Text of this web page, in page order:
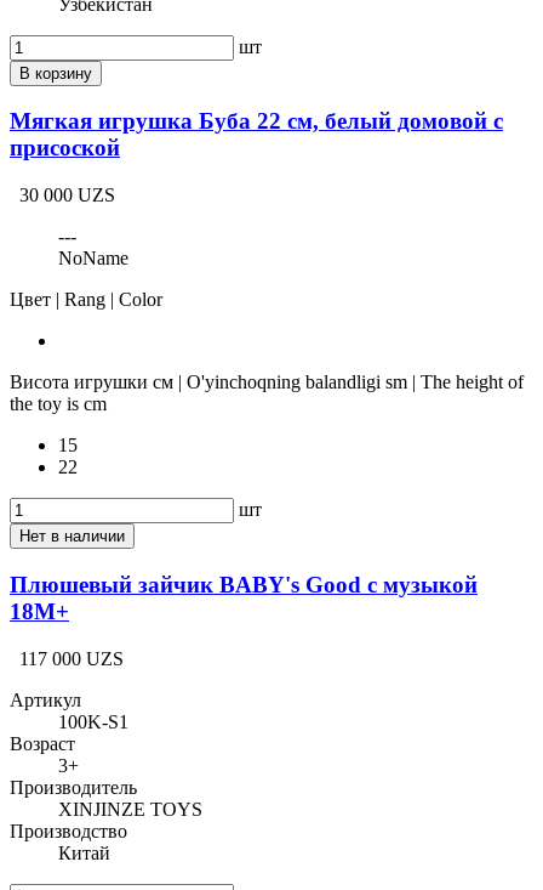
шт
В корзину
Мягкая игрушка Буба 22 см, белый домовой с
присоской
30 000 UZS
---
NoName
Цвет | Rang | Color
Висота игрушки см | O'yinchoqning balandligi sm | The height of
the toy is cm
15
22
шт
Нет в наличии
Плюшевый зайчик BABY's Good с музыкой
18M+
117 000 UZS
Артикул
100K-S1
Возраст
3+
Производитель
XINJINZE TOYS
Производство
Китай